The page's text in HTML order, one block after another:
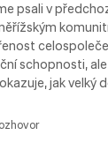
psali v
schopnosti,
jak velký